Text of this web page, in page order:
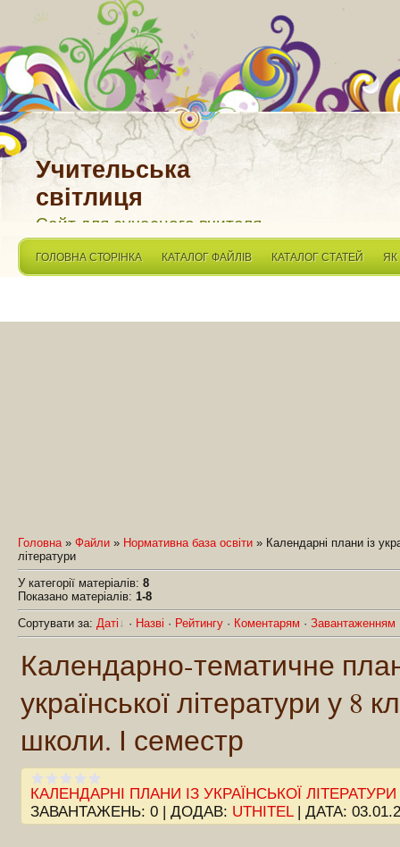
Учительська
світлиця
Сайт для сучасного вчителя
ГОЛОВНА СТОРІНКА КАТАЛОГ ФАЙЛІВ КАТАЛОГ СТАТЕЙ ЯК
Головна» Файли » Нормативна база освіти » Календарні плани із
літератури
У категорії матеріалів: 8
Показано матеріалів: 1-8
Сортувати за: Даті · Назві · Рейтингу · Коментарям · Завантаженням
Календарно-тематичне
української літератури у 8
школи. І семестр
КАЛЕНДАРНІ ПЛАНИ ІЗ УКРАЇНСЬКОЇ ЛІТЕРАТУРИ
ЗАВАНТАЖЕНЬ: 0 | ДОДАВ: UTHITEL| ДАТА: